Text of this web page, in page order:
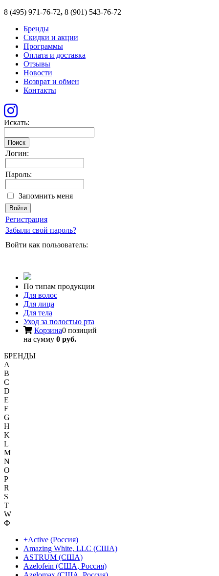
8 (495) 971-76-72, 8 (901) 543-76-72
Бренды
Скидки и акции
Программы
Оплата и доставка
Отзывы
Новости
Возврат и обмен
Контакты
Искать:
Поиск
Логин:
Пароль:
Запомнить меня
Регистрация
Забыли свой пароль?
Войти как пользователь:
По типам продукции
Для волос
Для лица
Для тела
Уход за полостью рта
Корзина0 позиций
на сумму 0 руб.
БРЕНДЫ
A
B
C
D
E
F
G
H
K
L
M
N
O
P
R
S
T
W
Ф
+Active (Россия)
Amazing White, LLC (США)
ASTRUM (США)
Azelofein (США, Россия)